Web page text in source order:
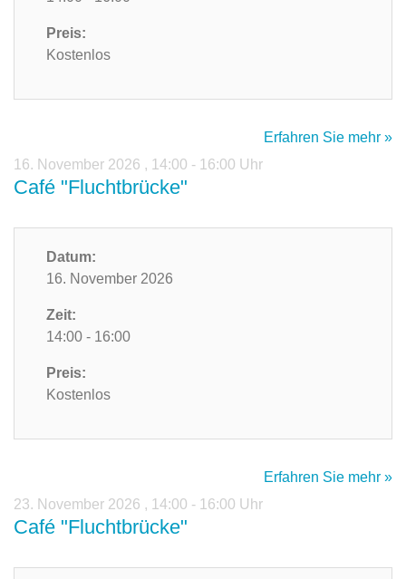
Preis:
Kostenlos
Erfahren Sie mehr »
16. November 2026 , 14:00 - 16:00 Uhr
Café "Fluchtbrücke"
Datum:
16. November 2026
Zeit:
14:00 - 16:00
Preis:
Kostenlos
Erfahren Sie mehr »
23. November 2026 , 14:00 - 16:00 Uhr
Café "Fluchtbrücke"